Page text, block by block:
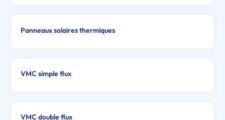
Panneaux solaires thermiques
VMC simple flux
VMC double flux